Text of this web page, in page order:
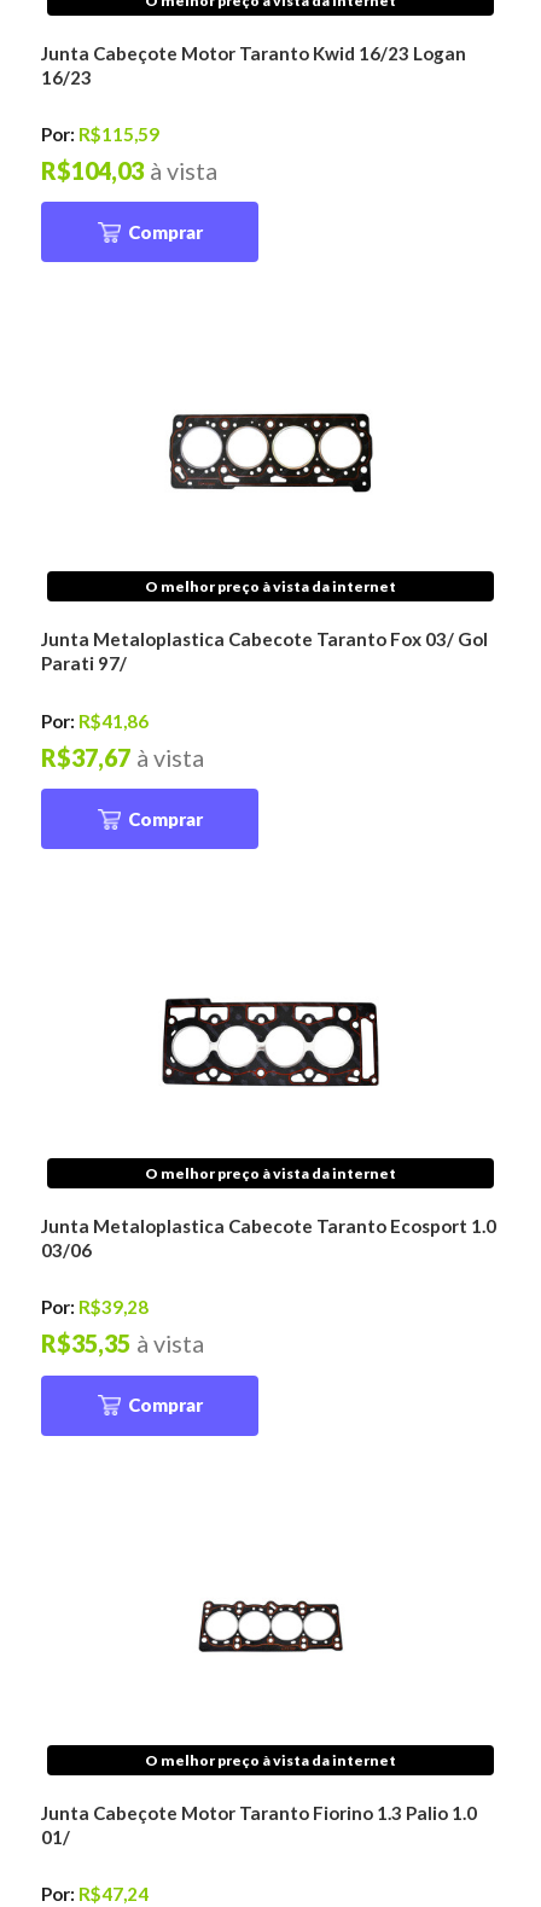
Junta Cabeçote Motor Taranto Kwid 16/23 Logan
16/23
Por: R$115,59
à vista
R$104,03
Comprar
O melhor preço à vista da internet
Junta Metaloplastica Cabecote Taranto Fox 03/ Gol
Parati 97/
Por: R$41,86
à vista
R$37,67
Comprar
O melhor preço à vista da internet
Junta Metaloplastica Cabecote Taranto Ecosport 1.0
03/06
Por: R$39,28
à vista
R$35,35
Comprar
O melhor preço à vista da internet
Junta Cabeçote Motor Taranto Fiorino 1.3 Palio 1.0
01/
Por: R$47,24